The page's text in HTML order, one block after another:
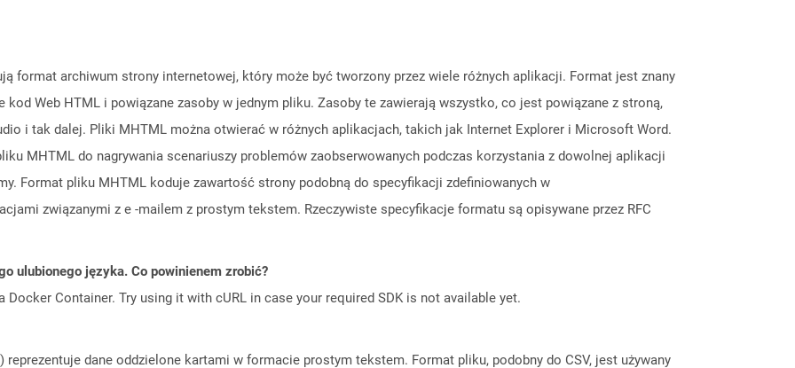
format archiwum strony internetowej, który może być tworzony przez wiele różnych aplikacji. Format jest znany
Web HTML i powiązane zasoby w jednym pliku. Zasoby te zawierają wszystko, co jest powiązane z stroną,
i tak dalej. Pliki MHTML można otwierać w różnych aplikacjach, takich jak Internet Explorer i Microsoft Word.
MHTML do nagrywania scenariuszy problemów zaobserwowanych podczas korzystania z dowolnej aplikacji
Format pliku MHTML koduje zawartość strony podobną do specyfikacji zdefiniowanych w
związanymi z e -mailem z prostym tekstem. Rzeczywiste specyfikacje formatu są opisywane przez RFC
ulubionego języka. Co powinienem zrobić?
Container. Try using it with cURL in case your required SDK is not available yet.
dane oddzielone kartami w formacie prostym tekstem. Format pliku, podobny do CSV, jest używany